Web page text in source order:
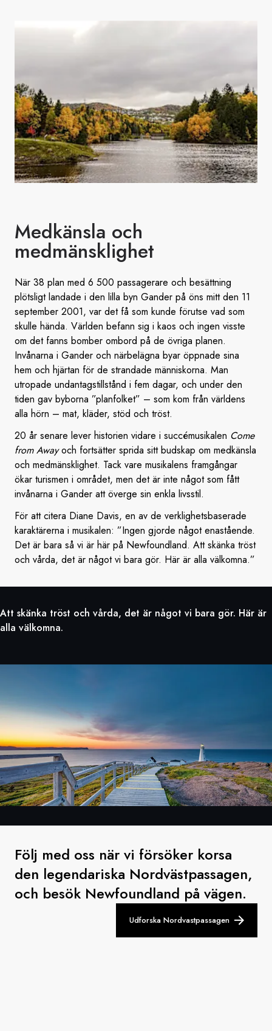
Medkänsla och
medmänsklighet
När 38 plan med 6 500 passagerare och besättning
plötsligt landade i den lilla byn Gander på öns mitt den 11
september 2001, var det få som kunde förutse vad som
skulle hända. Världen befann sig i kaos och ingen visste
om det fanns bomber ombord på de övriga planen.
Invånarna i Gander och närbelägna byar öppnade sina
hem och hjärtan för de strandade människorna. Man
utropade undantagstillstånd i fem dagar, och under den
tiden gav byborna ”planfolket” – som kom från världens
alla hörn – mat, kläder, stöd och tröst.
20 år senare lever historien vidare i succémusikalen Come
from Awayoch fortsätter sprida sitt budskap om medkänsla
och medmänsklighet. Tack vare musikalens framgångar
ökar turismen i området, men det är inte något som fått
invånarna i Gander att överge sin enkla livsstil.
För att citera Diane Davis, en av de verklighetsbaserade
karaktärerna i musikalen: ”Ingen gjorde något enastående.
Det är bara så vi är här på Newfoundland. Att skänka tröst
och vårda, det är något vi bara gör. Här är alla välkomna.”
Att skänka tröst och vårda, det är något vi bara gör. Här är
alla välkomna.
Följ med oss när vi försöker korsa
den legendariska Nordvästpassagen,
och besök Newfoundland på vägen.
Udforska Nordvastpassagen